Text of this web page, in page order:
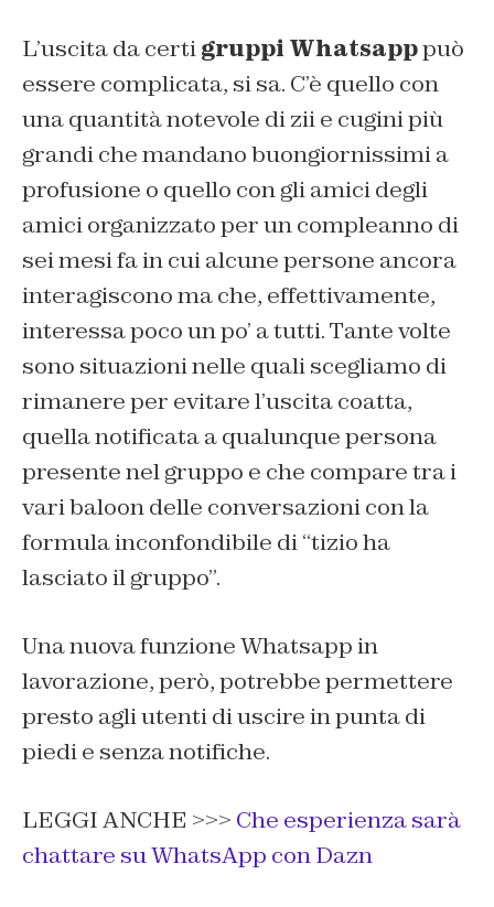
L’uscita da certigruppi Whatsapppuò
essere complicata, si sa. C’è quello con
una quantità notevole di zii e cugini più
grandi che mandano buongiornissimi a
profusione o quello con gli amici degli
amici organizzato per un compleanno di
sei mesi fa in cui alcune persone ancora
interagiscono ma che, effettivamente,
interessa poco un po’ a tutti. Tante volte
sono situazioni nelle quali scegliamo di
rimanere per evitare l’uscita coatta,
quella notificata a qualunque persona
presente nel gruppo e che compare tra i
vari baloon delle conversazioni con la
formula inconfondibile di “tizio ha
lasciato il gruppo”.
Una nuova funzione Whatsapp in
lavorazione, però, potrebbe permettere
presto agli utenti di uscire in punta di
piedi e senza notifiche.
LEGGI ANCHE >>> Che esperienza sarà
chattare su WhatsApp con Dazn